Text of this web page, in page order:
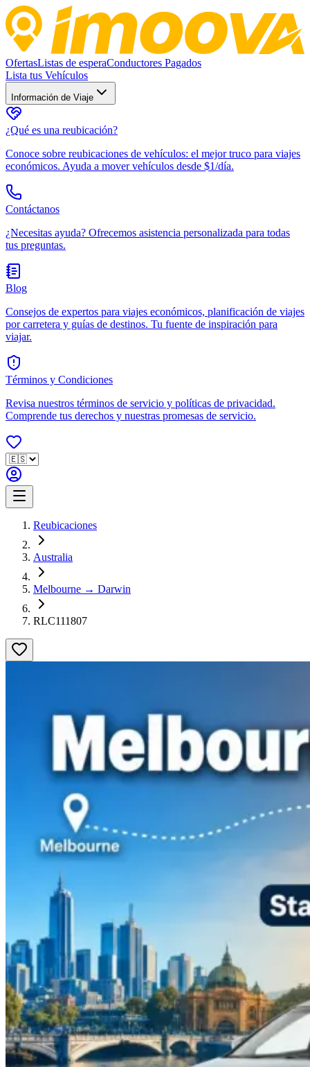
OfertasListas de esperaConductores Pagados
Lista tus Vehículos
Información de Viaje
¿Qué es una reubicación?
Conoce sobre reubicaciones de vehículos: el mejor truco para viajes
económicos. Ayuda a mover vehículos desde $1/día.
Contáctanos
¿Necesitas ayuda? Ofrecemos asistencia personalizada para todas
tus preguntas.
Blog
Consejos de expertos para viajes económicos, planificación de viajes
por carretera y guías de destinos. Tu fuente de inspiración para
viajar.
Términos y Condiciones
Revisa nuestros términos de servicio y políticas de privacidad.
Comprende tus derechos y nuestras promesas de servicio.
Reubicaciones
Australia
Melbourne → Darwin
RLC111807